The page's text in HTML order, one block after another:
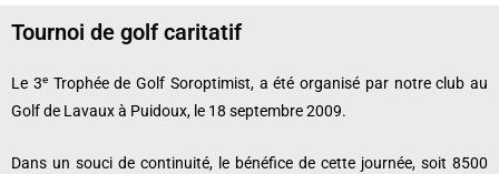
Tournoi de golf caritatif
Le 3eTrophée de Golf Soroptimist, a été organisé par notre club au
Golf de Lavaux à Puidoux, le 18 septembre 2009.
Dans un souci de continuité, le bénéfice de cette journée, soit 8500